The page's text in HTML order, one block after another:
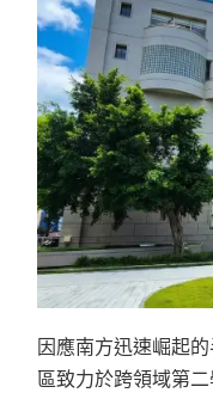
因應南方迅速崛起
區致力於跨領域第